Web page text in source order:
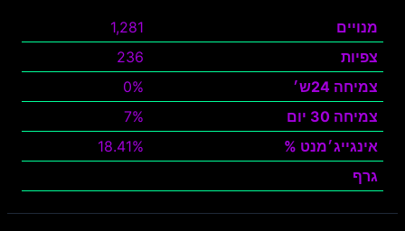
מנויים
1,281
צפיות
236
צמיחה 24ש׳
0%
צמיחה 30 יום
7%
אינגייג׳מנט %
18.41%
גרף